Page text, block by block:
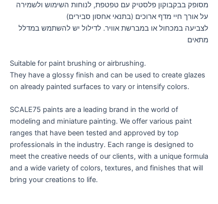
מסופק בבקבוקון פלסטיק עם טפטפת, לנוחות השימוש ולשמירה
על אורך חיי מדף ארוכים (בתנאי אחסון סבירים)
לצביעה במכחול או במברשת אוויר. לדילול יש להשתמש במדלל
מתאים
Suitable for paint brushing or airbrushing.
They have a glossy finish and can be used to create glazes
on already painted surfaces to vary or intensify colors.
SCALE75 paints are a leading brand in the world of
modeling and miniature painting. We offer various paint
ranges that have been tested and approved by top
professionals in the industry. Each range is designed to
meet the creative needs of our clients, with a unique formula
and a wide variety of colors, textures, and finishes that will
bring your creations to life.